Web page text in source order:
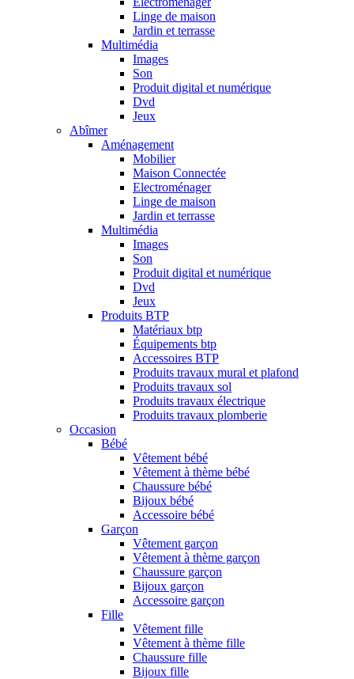
Linge de maison
Jardin et terrasse
Multimédia
Images
Son
Produit digital et numérique
Dvd
Jeux
Abîmer
Aménagement
Mobilier
Maison Connectée
Electroménager
Linge de maison
Jardin et terrasse
Multimédia
Images
Son
Produit digital et numérique
Dvd
Jeux
Produits BTP
Matériaux btp
Équipements btp
Accessoires BTP
Produits travaux mural et plafond
Produits travaux sol
Produits travaux électrique
Produits travaux plomberie
Occasion
Bébé
Vêtement bébé
Vêtement à thème bébé
Chaussure bébé
Bijoux bébé
Accessoire bébé
Garçon
Vêtement garçon
Vêtement à thème garçon
Chaussure garçon
Bijoux garçon
Accessoire garçon
Fille
Vêtement fille
Vêtement à thème fille
Chaussure fille
Bijoux fille